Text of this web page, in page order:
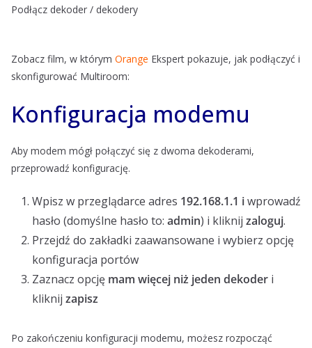
Podłącz dekoder / dekodery
Zobacz film, w którym Orange Ekspert pokazuje, jak podłączyć i
skonfigurować Multiroom:
Konfiguracja modemu
Aby modem mógł połączyć się z dwoma dekoderami,
przeprowadź konfigurację.
Wpisz w przeglądarce adres 192.168.1.1 iwprowadź
hasło (domyślne hasło to: admin) i kliknij zaloguj.
Przejdź do zakładki zaawansowane i wybierz opcję
konfiguracja portów
Zaznacz opcję mam więcej niż jeden dekoder i
kliknij zapisz
Po zakończeniu konfiguracji modemu, możesz rozpocząć